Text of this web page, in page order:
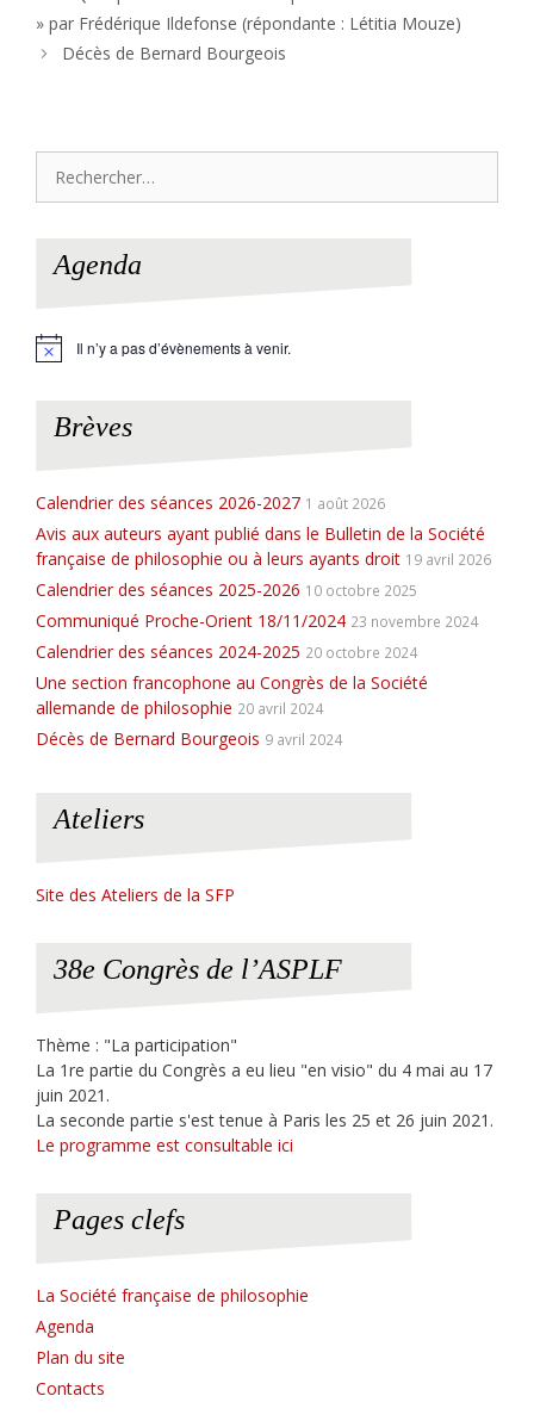
» par Frédérique Ildefonse (répondante : Létitia Mouze)
Décès de Bernard Bourgeois
Agenda
N
Il n’y a pas d’évènements à venir.
Brèves
Calendrier des séances 2026-2027 1 août 2026
Avis aux auteurs ayant publié dans le Bulletin de la Société
française de philosophie ou à leurs ayants droit 19 avril 2026
Calendrier des séances 2025-2026 10 octobre 2025
Communiqué Proche-Orient 18/11/2024 23 novembre 2024
Calendrier des séances 2024-2025 20 octobre 2024
Une section francophone au Congrès de la Société
allemande de philosophie 20 avril 2024
Décès de Bernard Bourgeois 9 avril 2024
Ateliers
Site des Ateliers de la SFP
38e Congrès de l’ASPLF
Thème : "La participation"
La 1re partie du Congrès a eu lieu "en visio" du 4 mai au 17
juin 2021.
La seconde partie s'est tenue à Paris les 25 et 26 juin 2021.
Le programme est consultable ici
Pages clefs
La Société française de philosophie
Agenda
Plan du site
Contacts